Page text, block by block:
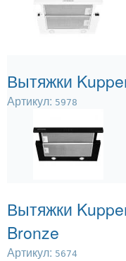
Вытяжки
Артикул: 5978
Вытяжки
Bronze
Артикул: 5674